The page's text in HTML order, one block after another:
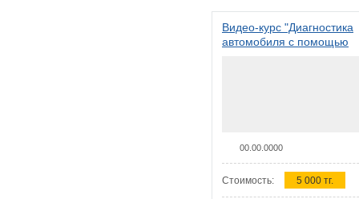
Видео-курс "Диагностика
автомобиля с помощью
00.00.0000
Стоимость: 5 000 тг.